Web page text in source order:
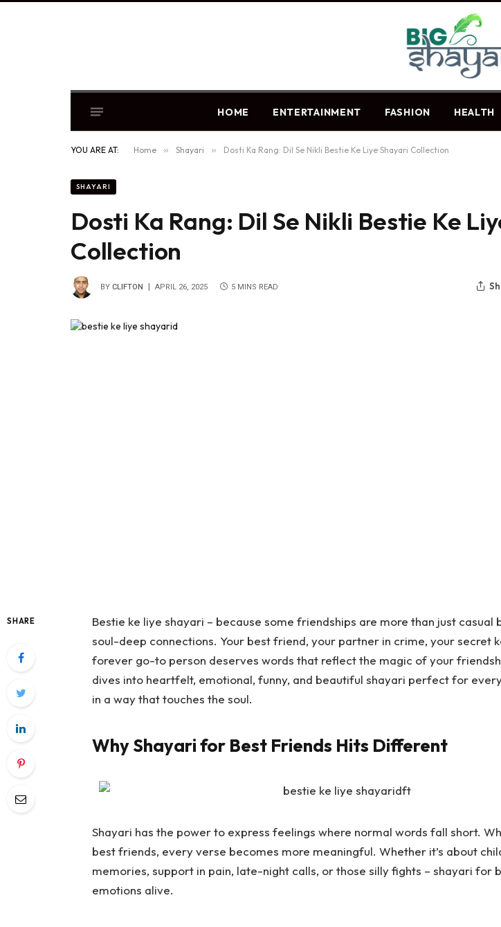
HOME ENTERTAINMENT FASHION HEALTH
YOU ARE AT: Home » Shayari » Dosti Ka Rang: Dil Se Nikli Bestie Ke Liye Shayari Collection
SHAYARI
Dosti Ka Rang: Dil Se Nikli Bestie Ke
Collection
BY CLIFTON APRIL 26, 2025 5 MINS READ
SHARE Bestie ke liye shayari – because some friendships are more than just casual
soul-deep connections. Your best friend, your partner in crime, your secret
forever go-to person deserves words that reflect the magic of your
dives into heartfelt, emotional, funny, and beautiful shayari perfect for
in a way that touches the soul.
Why Shayari for Best Friends Hits Different
Shayari has the power to express feelings where normal words fall short.
best friends, every verse becomes more meaningful. Whether it’s about
memories, support in pain, late-night calls, or those silly fights – shayari for
emotions alive.